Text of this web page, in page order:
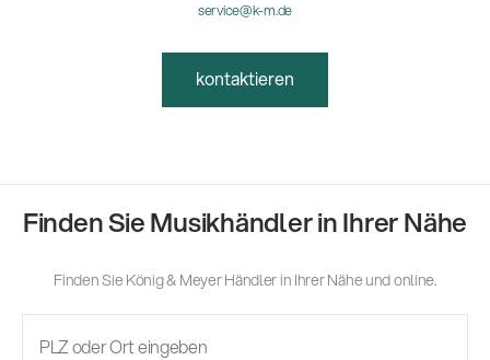
service@k-m.de
kontaktieren
Finden Sie Musikhändler in Ihrer Nähe
Finden Sie König & Meyer Händler in Ihrer Nähe und online.